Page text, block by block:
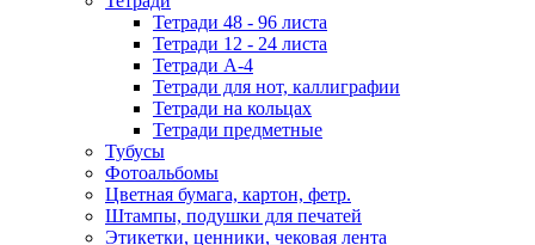
Тетради 48 - 96 листа
Тетради 12 - 24 листа
Тетради А-4
Тетради для нот, каллиграфии
Тетради на кольцах
Тетради предметные
Тубусы
Фотоальбомы
Цветная бумага, картон, фетр.
Штампы, подушки для печатей
Этикетки, ценники, чековая лента